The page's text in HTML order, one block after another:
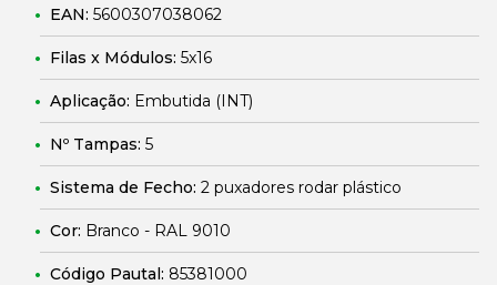
EAN: 5600307038062
Filas x Módulos: 5x16
Aplicação: Embutida (INT)
Nº Tampas: 5
Sistema de Fecho: 2 puxadores rodar plástico
Cor: Branco - RAL 9010
Código Pautal: 85381000